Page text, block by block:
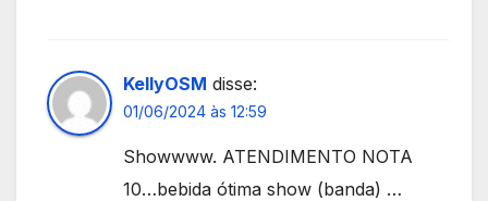
KellyOSM disse:
01/06/2024 às 12:59
Showwww. ATENDIMENTO NOTA
10…bebida ótima show (banda) …